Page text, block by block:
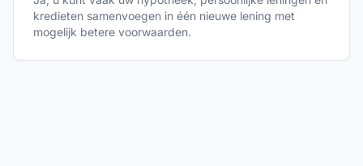
kredieten samenvoegen in één nieuwe lening met
mogelijk betere voorwaarden.